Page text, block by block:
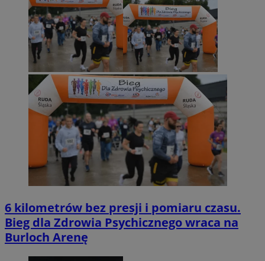
6 kilometrów bez presji i pomiaru czasu.
Bieg dla Zdrowia Psychicznego wraca na
Burloch Arenę